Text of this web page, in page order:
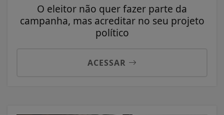
O eleitor não quer fazer parte da
campanha, mas acreditar no seu projeto
político
ACESSAR